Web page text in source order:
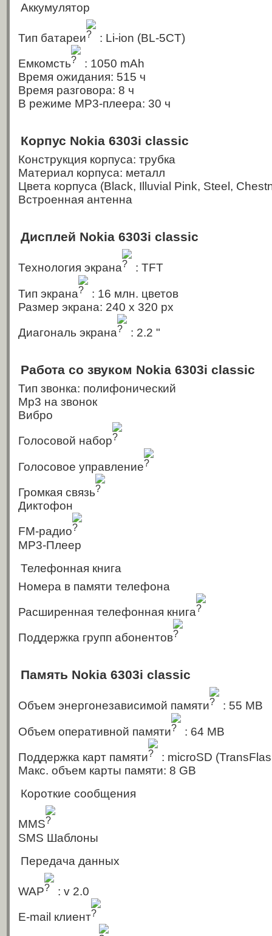
Аккумулятор
Тип батареи : Li-ion (BL-5CT)
Емкомсть
: 1050 mAh
Время ожидания: 515 ч
Время разговора: 8 ч
В режиме MP3-плеера: 30 ч
Корпус Nokia 6303i classic
Конструкция корпуса: трубка
Материал корпуса: металл
Цвета корпуса (Black, Illuvial Pink, Steel,
Встроенная антенна
Дисплей Nokia 6303i classic
Технология экрана : TFT
Тип экрана
: 16 млн. цветов
Размер экрана: 240 x 320 px
Диагональ экрана : 2.2 "
Работа со звуком Nokia 6303i classic
Тип звонка: полифонический
Mp3 на звонок
Вибро
Голосовой набор
Голосовое управление
Громкая связь
Диктофон
FM-радио
MP3-Плеер
Телефонная книга
Номера в памяти телефона
Расширенная телефонная книга
Поддержка групп абонентов
Память Nokia 6303i classic
Объем энергонезависимой памяти : 55 MB
Объем оперативной памяти : 64 MB
Поддержка карт памяти
: microSD
Макс. объем карты памяти: 8 GB
Короткие сообщения
MMS
SMS Шаблоны
Передача данных
WAP : v 2.0
E-mail клиент